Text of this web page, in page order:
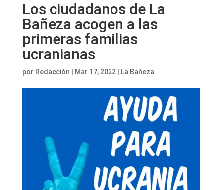
Los ciudadanos de La
Bañeza acogen a las
primeras familias
ucranianas
por Redacción Mar 17, 2022| La Bañeza